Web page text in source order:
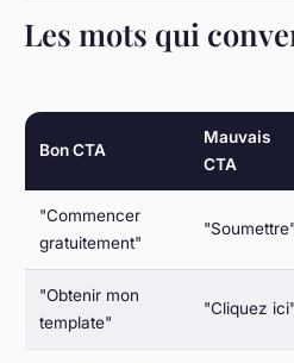
Les mots qui
Bon CTA
Mauvais
CTA
"Commencer
gratuitement"
"Soumettre"
"Obtenir mon
template"
"Cliquez ici"